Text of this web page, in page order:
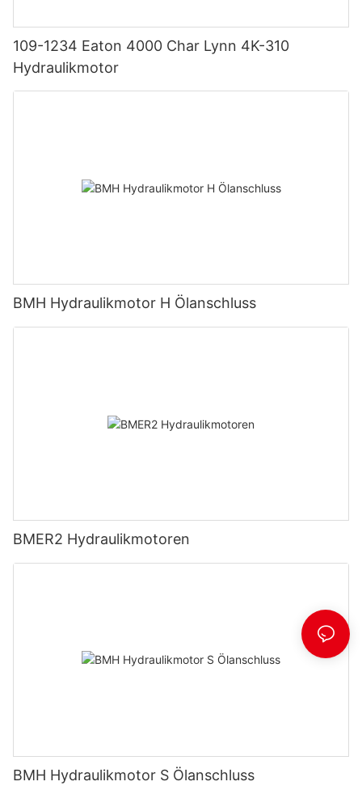
109-1234 Eaton 4000 Char Lynn 4K-310
Hydraulikmotor
BMH Hydraulikmotor H Ölanschluss
BMER2 Hydraulikmotoren
BMH Hydraulikmotor S Ölanschluss